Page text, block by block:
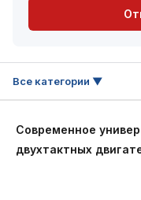
Современное
двухтактных